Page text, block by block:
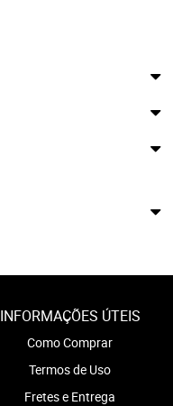
INFORMAÇÕES ÚTEIS
Como Comprar
Termos de Uso
Fretes e Entrega